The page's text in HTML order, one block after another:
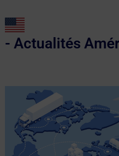
- Actualités